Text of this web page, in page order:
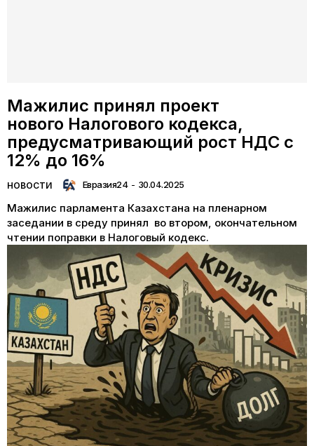
Мажилис принял проект
нового Налогового кодекса,
предусматривающий рост НДС с
12% до 16%
НОВОСТИ Евразия24 - 30.04.2025
Мажилис парламента Казахстана на пленарном
заседании в среду принял во втором, окончательном
чтении поправки в Налоговый кодекс.